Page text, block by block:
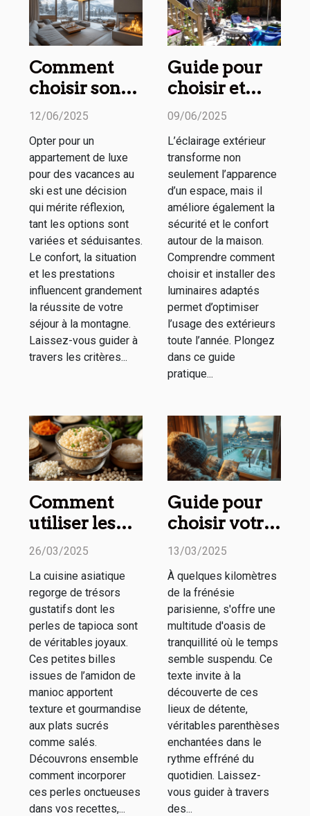
Comment
choisir son
appartement
des vacances
au ski
12/06/2025
Opter pour un
appartement de luxe
pour des vacances au
ski est une décision
qui mérite réflexion,
tant les options sont
variées et séduisantes.
Le confort, la situation
et les prestations
influencent grandement
la réussite de votre
séjour à la montagne.
Laissez-vous guider à
travers les critères...
Guide pour
choisir et
installer un
extérieur
efficace
09/06/2025
L’éclairage extérieur
transforme non
seulement l’apparence
d’un espace, mais il
améliore également la
sécurité et le confort
autour de la maison.
Comprendre comment
choisir et installer des
luminaires adaptés
permet d’optimiser
l’usage des extérieurs
toute l’année. Plongez
dans ce guide
pratique...
Comment
utiliser les
perles de
cuisine
asiatique
26/03/2025
La cuisine asiatique
regorge de trésors
gustatifs dont les
perles de tapioca sont
de véritables joyaux.
Ces petites billes
issues de l’amidon de
manioc apportent
texture et gourmandise
aux plats sucrés
comme salés.
Découvrons ensemble
comment incorporer
ces perles onctueuses
dans vos recettes,...
Guide pour
choisir votre
prochain
week-end
détente
autour de
Paris
13/03/2025
À quelques kilomètres
de la frénésie
parisienne, s'offre une
multitude d'oasis de
tranquillité où le temps
semble suspendu. Ce
texte invite à la
découverte de ces
lieux de détente,
véritables parenthèses
enchantées dans le
rythme effréné du
quotidien. Laissez-
vous guider à travers
des...